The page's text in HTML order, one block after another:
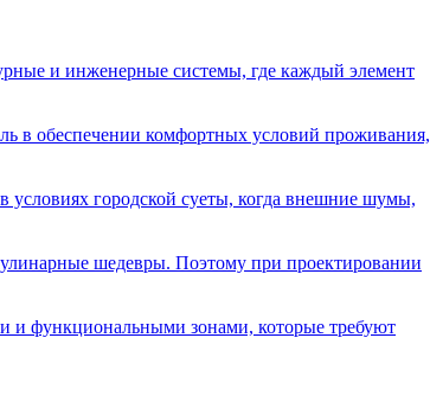
и инженерные системы, где каждый элемент
в обеспечении комфортных условий проживания,
условиях городской суеты, когда внешние шумы,
шедевры. Поэтому при проектировании
и функциональными зонами, которые требуют